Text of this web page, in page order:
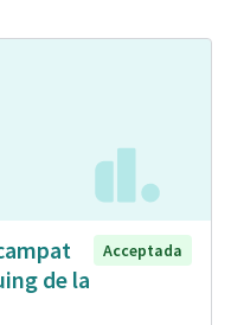
de la
Acceptada